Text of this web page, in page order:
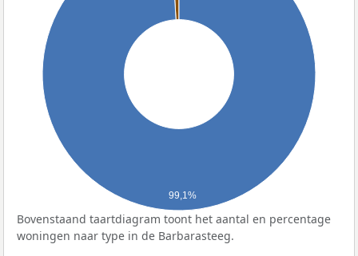
99,1%
Bovenstaand taartdiagram toont het aantal en percentage
woningen naar type in de Barbarasteeg.